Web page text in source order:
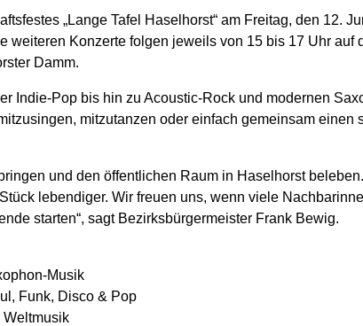
„Lange Tafel Haselhorst“ am Freitag, den 12.
weiteren Konzerte folgen jeweils von 15 bis 17 Uhr auf
Damm.
Indie-Pop bis hin zu Acoustic-Rock und modernen
mitzutanzen oder einfach gemeinsam einen
und den öffentlichen Raum in Haselhorst
lebendiger. Wir freuen uns, wenn viele
starten“, sagt Bezirksbürgermeister Frank Bewig.
Musik
Funk, Disco & Pop
Weltmusik